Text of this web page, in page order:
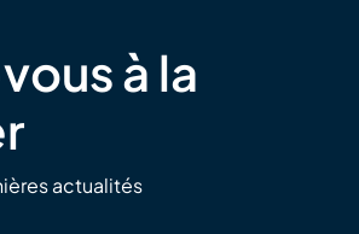
à la
actualités